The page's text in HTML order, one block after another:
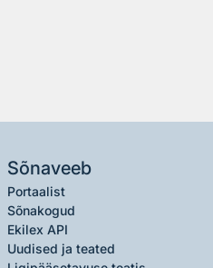
Sõnaveeb
Portaalist
Sõnakogud
Ekilex API
Uudised ja teated